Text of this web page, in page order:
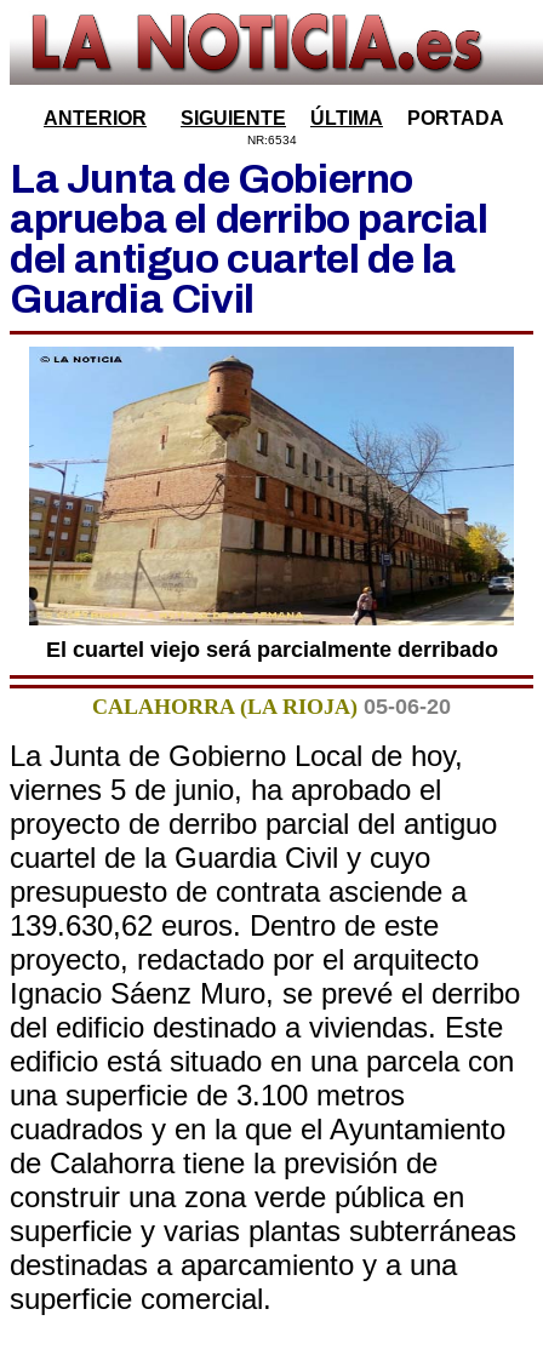
ANTERIOR SIGUIENTE ÚLTIMA PORTADA
NR:6534
La Junta de Gobierno
aprueba el derribo parcial
del antiguo cuartel de la
Guardia Civil
El cuartel viejo será parcialmente derribado
CALAHORRA (LA RIOJA) 05-06-20
La Junta de Gobierno Local de hoy,
viernes 5 de junio, ha aprobado el
proyecto de derribo parcial del antiguo
cuartel de la Guardia Civil y cuyo
presupuesto de contrata asciende a
139.630,62 euros. Dentro de este
proyecto, redactado por el arquitecto
Ignacio Sáenz Muro, se prevé el derribo
del edificio destinado a viviendas. Este
edificio está situado en una parcela con
una superficie de 3.100 metros
cuadrados y en la que el Ayuntamiento
de Calahorra tiene la previsión de
construir una zona verde pública en
superficie y varias plantas subterráneas
destinadas a aparcamiento y a una
superficie comercial.